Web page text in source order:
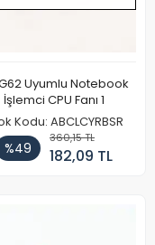
Uyumlu Notebook
İşlemci CPU Fanı 1
Kodu: ABCLCYRBSR
%49
360,15 TL
182,09 TL